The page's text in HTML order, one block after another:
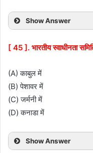
Show Answer
[ 45 ]. भारतीय स्वाधीनता
(A) काबुल में
(B) पेशावर में
(C) जर्मनी में
(D) कनाडा में
Show Answer